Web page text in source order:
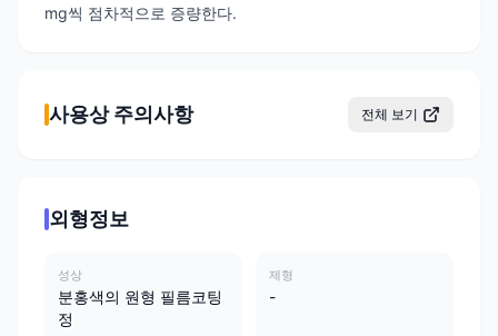
mg씩 점차적으로 증량한다.
사용상 주의사항 전체 보기
외형정보
성상
분홍색의 원형 필름코팅
정
제형
-